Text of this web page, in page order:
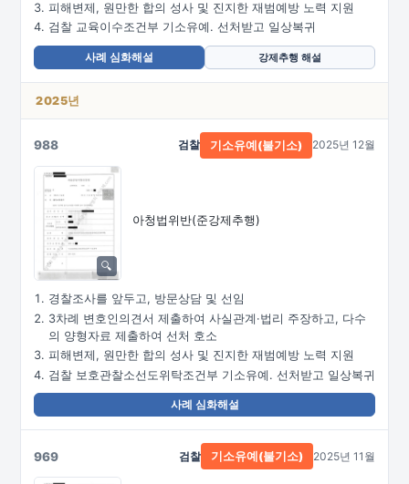
피해변제, 원만한 합의 성사 및 진지한 재범예방 노력 지원
검찰 교육이수조건부 기소유예. 선처받고 일상복귀
사례 심화해설 강제추행 해설
2025년
988
아청법위반(준강제추행)
검찰 기소유예(불기소) 2025년 12월
경찰조사를 앞두고, 방문상담 및 선임
3차례 변호인의견서 제출하여 사실관계·법리 주장하고, 다수
의 양형자료 제출하여 선처 호소
피해변제, 원만한 합의 성사 및 진지한 재범예방 노력 지원
검찰 보호관찰소선도위탁조건부 기소유예. 선처받고 일상복귀
사례 심화해설
969 검찰 기소유예(불기소) 2025년 11월